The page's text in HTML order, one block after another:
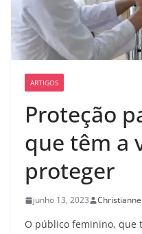
ARTIGOS
Proteção
que têm a
proteger
junho 13, 2023
O público feminino, que